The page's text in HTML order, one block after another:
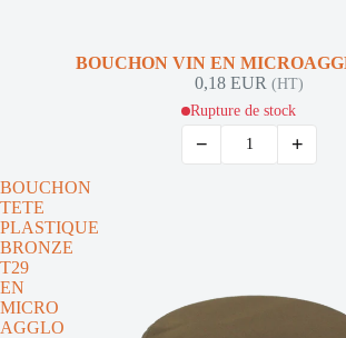
BOUCHON VIN EN
0,18 EUR (HT)
Rupture de stock
− +
BOUCHON
TETE
PLASTIQUE
BRONZE
T29
EN
MICRO
AGGLO